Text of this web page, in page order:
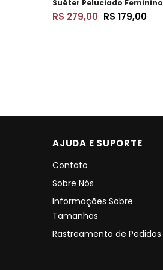
Suéter Peluciado Feminino
R$ 279,00 R$ 179,00
AJUDA E SUPORTE
Contato
Sobre Nós
Informações Sobre
Tamanhos
Rastreamento de Pedidos